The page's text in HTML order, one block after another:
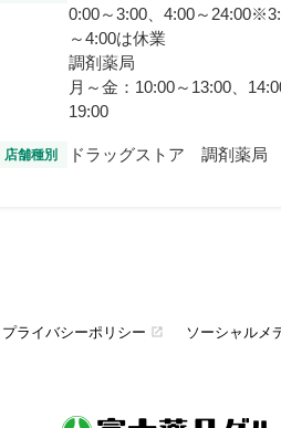
0:00～3:00、4:00～
～4:00は休業
調剤薬局
月～金：10:00～13:00、
19:00
店舗種別 ドラッグストア 調剤薬局
プライバシーポリシー open_in_new ソーシャルメ